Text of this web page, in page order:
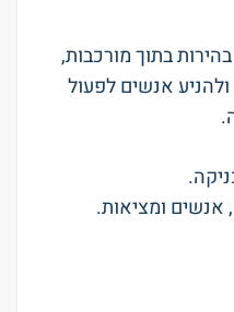
בתוך מורכבות,
ולהניע אנשים לפעול
אנשים ומציאות.